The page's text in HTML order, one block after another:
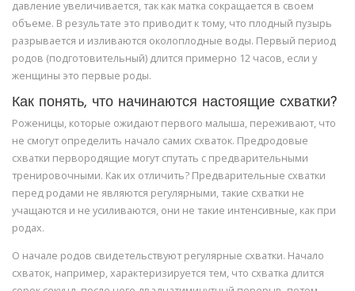
давление увеличивается, так как матка сокращается в своем
объеме. В результате это приводит к тому, что плодный пузырь
разрывается и изливаются околоплодные воды. Первый период
родов (подготовительный) длится примерно 12 часов, если у
женщины это первые роды.
Как понять, что начинаются настоящие схватки?
Роженицы, которые ожидают первого малыша, переживают, что
не смогут определить начало самих схваток. Предродовые
схватки первородящие могут спутать с предварительными
тренировочными. Как их отличить? Предварительные схватки
перед родами не являются регулярными, такие схватки не
учащаются и не усиливаются, они не такие интенсивные, как при
родах.
О начале родов свидетельствуют регулярные схватки. Начало
схваток, например, характеризируется тем, что схватка длится